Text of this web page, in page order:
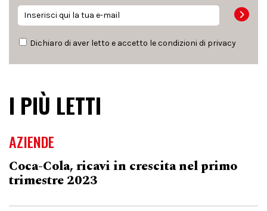
Dichiaro di aver letto e accetto le condizioni di privacy
I PIÙ LETTI
AZIENDE
Coca-Cola, ricavi in crescita nel primo
trimestre 2023